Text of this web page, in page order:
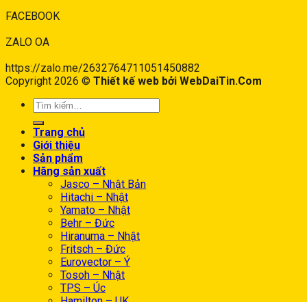
FACEBOOK
ZALO OA
https://zalo.me/2632764711051450882
Copyright 2026 © Thiết kế web bởi WebDaiTin.Com
Trang chủ
Giới thiệu
Sản phẩm
Hãng sản xuất
Jasco – Nhật Bản
Hitachi – Nhật
Yamato – Nhật
Behr – Đức
Hiranuma – Nhật
Fritsch – Đức
Eurovector – Ý
Tosoh – Nhật
TPS – Úc